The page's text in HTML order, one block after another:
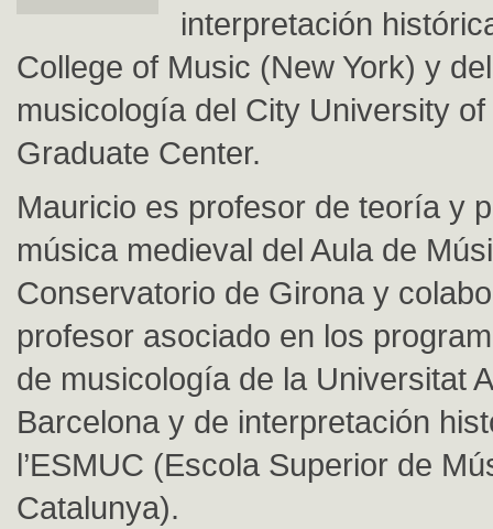
interpretación
College of Music (New York) y
musicología del City University of
Graduate Center.
Mauricio es profesor de teoría y
música medieval del Aula de
Conservatorio de Girona y
profesor asociado en los
de musicología de la Universitat
Barcelona y de interpretación
l’ESMUC (Escola Superior de
Catalunya).